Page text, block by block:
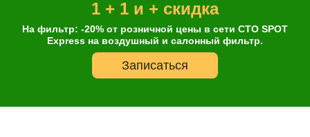
1 + 1 и + скидка
На фильтр: -20% от розничной цены в сети СТО SPOT
Express на воздушный и салонный фильтр.
Записаться